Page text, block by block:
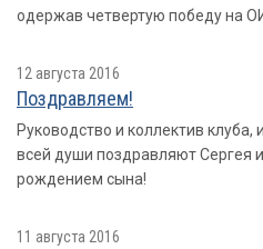
одержав четвертую победу на
12 августа 2016
Поздравляем!
Руководство и коллектив
всей души поздравляют Сергея
рождением сына!
11 августа 2016